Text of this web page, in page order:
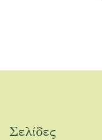
Σελίδες